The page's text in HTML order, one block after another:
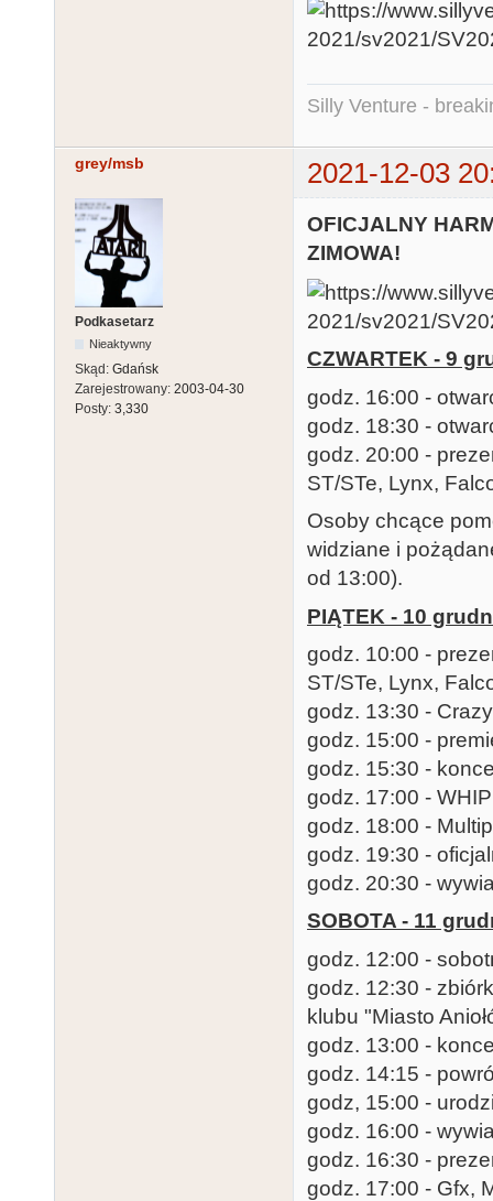
Silly Venture -
grey/msb 2021-12-03
Podkasetarz
Nieaktywny
Skąd: Gdańsk
Zarejestrowany: 2003-04-30
Posty: 3,330
OFICJALNY
ZIMOWA!
CZWARTEK - 9
godz. 16:00 -
godz. 18:30 -
godz. 20:00 -
ST/STe, Lynx,
Osoby chcące
widziane i
od 13:00).
PIĄTEK - 10
godz. 10:00 -
ST/STe, Lynx,
godz. 13:30 -
godz. 15:00 -
godz. 15:30 -
godz. 17:00 -
godz. 18:00 -
godz. 19:30 -
godz. 20:30 -
SOBOTA - 11
godz. 12:00 -
godz. 12:30 -
klubu "Miasto
godz. 13:00 -
godz. 14:15 -
godz, 15:00 -
godz. 16:00 -
godz. 16:30 -
godz. 17:00 - Gfx,